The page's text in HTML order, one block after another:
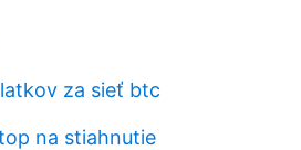
za sieť btc
na stiahnutie